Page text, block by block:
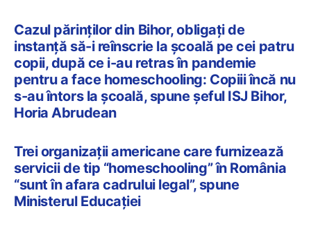
Cazul părinților din Bihor, obligați de
instanță să-i reînscrie la școală pe cei patru
copii, după ce i-au retras în pandemie
pentru a face homeschooling: Copiii încă nu
s-au întors la școală, spune șeful ISJ Bihor,
Horia Abrudean
Trei organizații americane care furnizează
servicii de tip “homeschooling” în România
“sunt în afara cadrului legal”, spune
Ministerul Educației